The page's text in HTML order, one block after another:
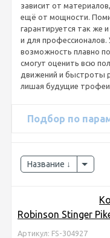
зависит от
ещё от мощности.
гарантируется так же
и для профессионалов.
возможность плавно
смогут оценить всю
движений и быстроты
лишая будущие трофеи
Подбор по
Название
Robinson Stinger
Артикул: FS-304927